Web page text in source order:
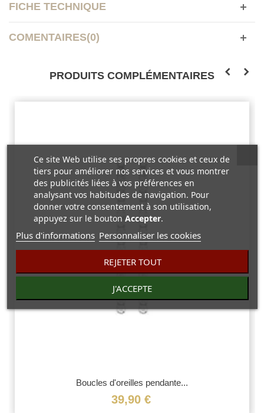
FICHE TECHNIQUE
COMENTAIRES(0)
PRODUITS COMPLÉMENTAIRES
Boucles d'oreilles pendante...
39,90 €
Ce site Web utilise ses propres cookies et ceux de
tiers pour améliorer nos services et vous montrer
des publicités liées à vos préférences en
analysant vos habitudes de navigation. Pour
donner votre consentement à son utilisation,
appuyez sur le bouton Accepter.
Plus d'informations Personnaliser les cookies
REJETER TOUT
J'ACCEPTE